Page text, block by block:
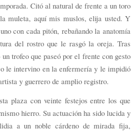
Citó al natural de frente a un toro
muleta, aquí mis muslos, elija usted. Y
con cada pitón, rebañando la anatomía
del rostro que le rasgó la oreja. Tras
trofeo que paseó por el frente con gesto
le intervino en la enfermería y le impidió
y guerrero de amplio registro.
plaza con veinte festejos entre los que
hierro. Su actuación ha sido lucida y
a un noble cárdeno de mirada fija,